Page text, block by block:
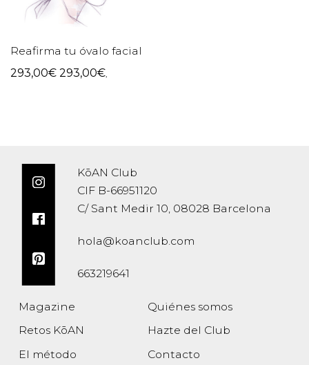
Reafirma tu óvalo facial
293,00€ 293,00€
KōAN Club
CIF B-66951120
C/ Sant Medir 10, 08028 Barcelona
hola@koanclub.com
663219641
Magazine
Retos KōAN
El método
Quiénes somos
Hazte del Club
Contacto